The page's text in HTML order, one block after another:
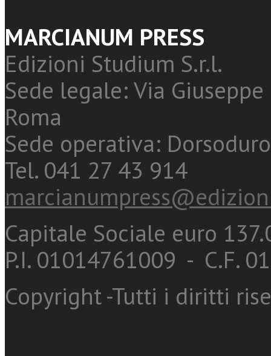
MARCIANUM PRESS
Edizioni Studium S.r.l.
Sede legale: Via
Roma
Sede operativa:
Tel. 041 27 43 914
Capitale Sociale euro
P.I. 01014761009 - C.F.
Copyright -Tutti i diritti